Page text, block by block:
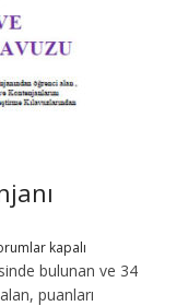
kapalı
bulunan ve 34
puanları